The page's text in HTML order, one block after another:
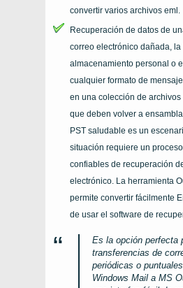
convertir varios archivos eml.
Recuperación de datos de
correo electrónico dañada, la
almacenamiento personal o
cualquier formato de
en una colección de
que deben volver a
PST saludable es un
situación requiere un
confiables de recuperación
electrónico. La herramienta
permite convertir fácilmente
de usar el software de
Es la opción perfecta
transferencias de
periódicas o
Windows Mail a MS